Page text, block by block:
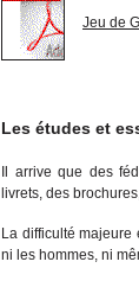
Jeu de
Les études et
Il arrive que des
livrets, des
La difficulté majeure
ni les hommes, ni